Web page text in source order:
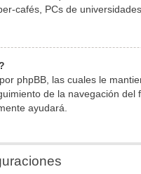
cafés, PCs de
phpBB, las cuales le
de la navegación
ayudará.